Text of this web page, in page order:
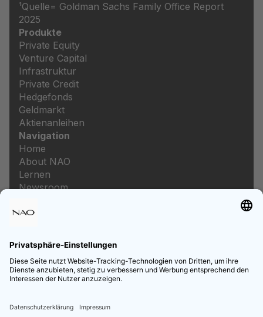
¹Quelle= Goldman Sachs Family Office Report
2025
Produkte
Private Equity
Venture Capital
Infrastruktur
Private Credit
Hedgefonds
Geldmarkt
Aktienanleihen
Navigation
Home
About NAO
Lernen
Newsroom
Rechtliches
Datenschutz
Datenschutzeinstellungen
Preis- und Leistungsverzeichnis
Informationen zur Barrierefreiheit